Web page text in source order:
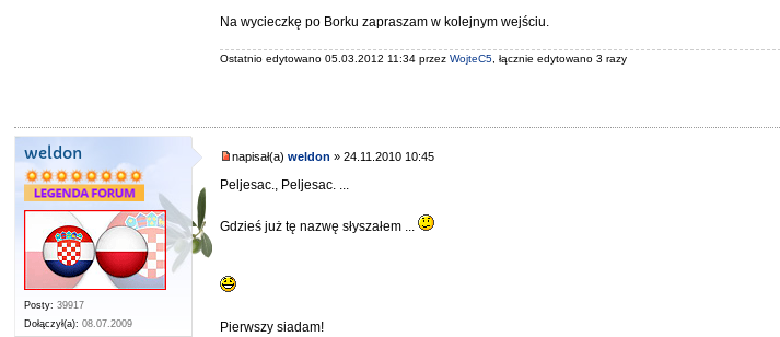
Na wycieczkę po Borku zapraszam w kolejnym wejściu.
Ostatnio edytowano 05.03.2012 11:34 przezWojteC5 , łącznie edytowano 3 razy
weldon
Posty: 39917
Dołączył(a): 08.07.2009
napisał(a)weldon » 24.11.2010 10:45
Peljesac., Peljesac. ...
Gdzieś już tę nazwę słyszałem ...
Pierwszy siadam!